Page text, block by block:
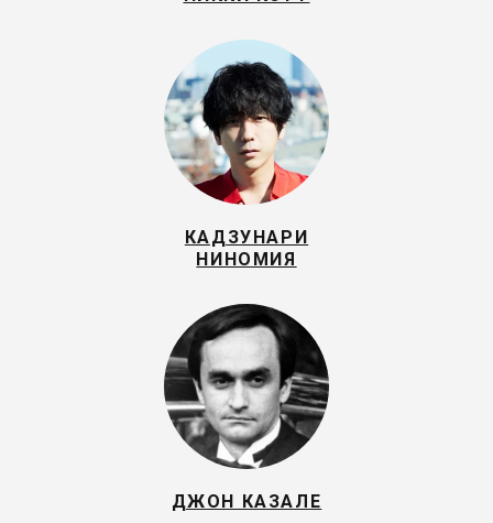
КАДЗУНАРИ
НИНОМИЯ
ДЖОН КАЗАЛЕ